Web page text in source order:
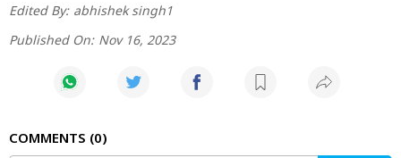
Edited By: abhishek singh1
Published On: Nov 16, 2023
COMMENTS 0